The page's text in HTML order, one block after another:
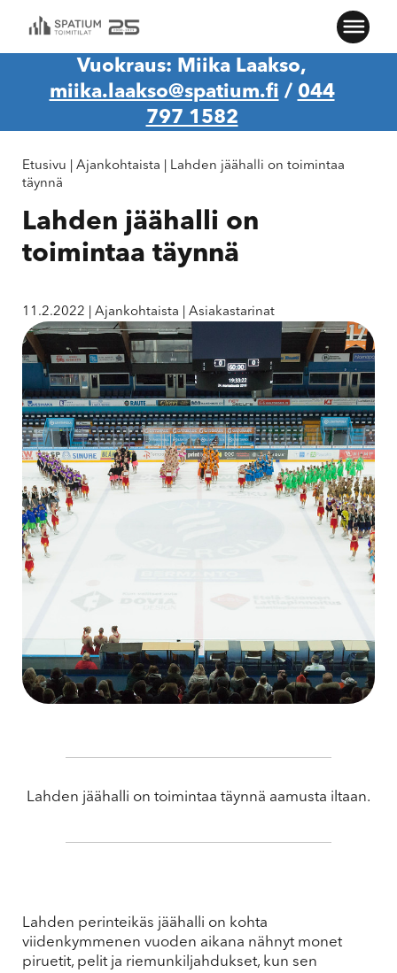
Vuokraus: Miika Laakso,
miika.laakso@spatium.fi / 044
797 1582
Etusivu Ajankohtaista
Lahden jäähalli on toimintaa
täynnä
Lahden jäähalli on
toimintaa täynnä
11.2.2022 Ajankohtaista Asiakastarinat
Lahden jäähalli on toimintaa täynnä aamusta iltaan.
Lahden perinteikäs jäähalli on kohta
viidenkymmenen vuoden aikana nähnyt monet
piruetit, pelit ja riemunkiljahdukset, kun sen